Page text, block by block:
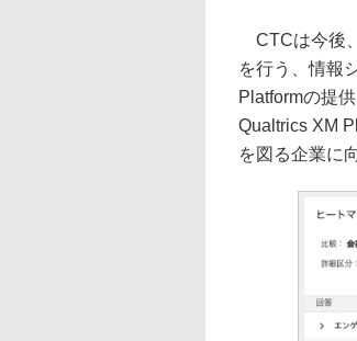
CTCは今後
を行う、情報
Platformの提
Qualtrics XM
を図る企業に